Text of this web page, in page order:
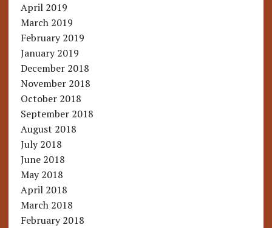
April 2019
March 2019
February 2019
January 2019
December 2018
November 2018
October 2018
September 2018
August 2018
July 2018
June 2018
May 2018
April 2018
March 2018
February 2018